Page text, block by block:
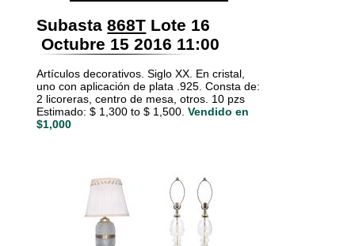
Subasta 868T Lote 16
Octubre 15 2016 11:00
Artículos decorativos. Siglo XX. En cristal,
uno con aplicación de plata .925. Consta de:
2 licoreras, centro de mesa, otros. 10 pzs
Estimado: $ 1,300 to $ 1,500. Vendido en
$1,000